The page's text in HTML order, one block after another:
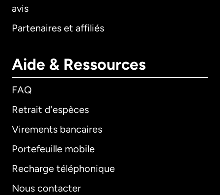
avis
Partenaires et affiliés
Aide & Ressources
FAQ
Retrait d'espèces
Virements bancaires
Portefeuille mobile
Recharge téléphonique
Nous contacter